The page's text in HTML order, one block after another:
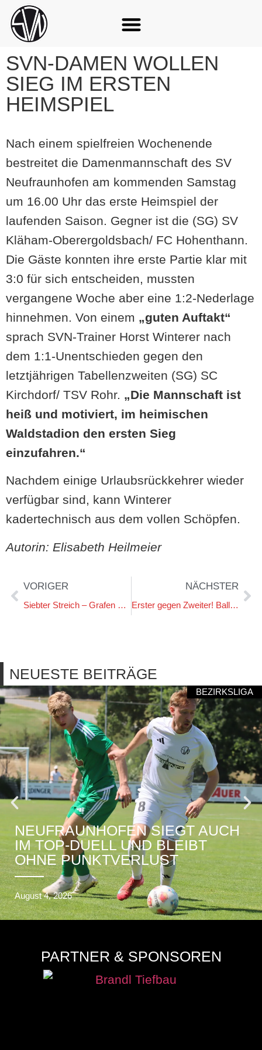
SVN-DAMEN WOLLEN
SIEG IM ERSTEN
HEIMSPIEL
Nach einem spielfreien Wochenende
bestreitet die Damenmannschaft des SV
Neufraunhofen am kommenden Samstag
um 16.00 Uhr das erste Heimspiel der
laufenden Saison. Gegner ist die (SG) SV
Kläham-Oberergoldsbach/ FC Hohenthann.
Die Gäste konnten ihre erste Partie klar mit
3:0 für sich entscheiden, mussten
vergangene Woche aber eine 1:2-Nederlage
hinnehmen. Von einem „guten Auftakt“
sprach SVN-Trainer Horst Winterer nach
dem 1:1-Unentschieden gegen den
letztjährigen Tabellenzweiten (SG) SC
Kirchdorf/ TSV Rohr. „Die Mannschaft ist
heiß und motiviert, im heimischen
Waldstadion den ersten Sieg
einzufahren.“
Nachdem einige Urlaubsrückkehrer wieder
verfügbar sind, kann Winterer
kadertechnisch aus dem vollen Schöpfen.
Autorin: Elisabeth Heilmeier
VORIGER
Siebter Streich – Grafen bezwingen auch Aufsteiger Eintracht Landshut
NÄCHSTER
Erster gegen Zweiter! Ballermann-Grafen müssen Kelheims Abwehrmauer knacken
NEUESTE BEITRÄGE
BEZIRKSLIGA
NEUFRAUNHOFEN SIEGT AUCH
IM TOP-DUELL UND BLEIBT
OHNE PUNKTVERLUST
August 4, 2026
PARTNER & SPONSOREN